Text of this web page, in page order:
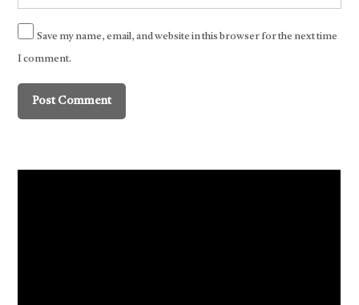
Save my name, email, and website in this browser for the next time
I comment.